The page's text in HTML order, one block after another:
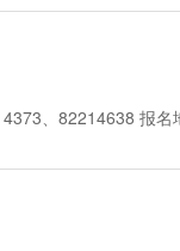
、82214638 报